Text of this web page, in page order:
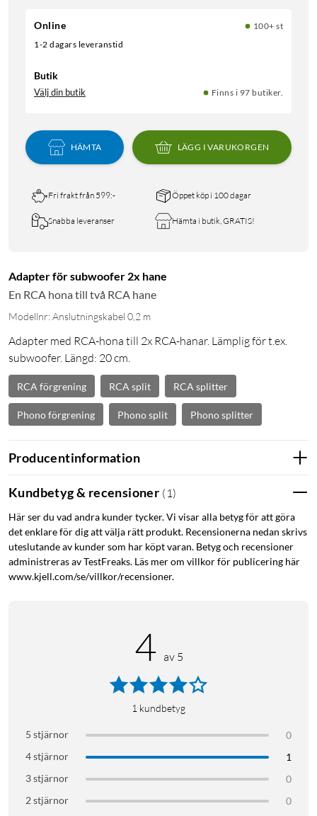
Online
100+ st
1-2 dagars leveranstid
Butik
Välj din butik Finns i 97 butiker.
HÄMTA LÄGG I VARUKORGEN
Fri frakt från 599:- Öppet köp i 100 dagar
Snabba leveranser Hämta i butik, GRATIS!
Adapter för subwoofer 2x hane
En RCA hona till två RCA hane
Modellnr: Anslutningskabel 0,2 m
Adapter med RCA-hona till 2x RCA-hanar. Lämplig för t.ex.
subwoofer. Längd: 20 cm.
RCA förgrening RCA split RCA splitter
Phono förgrening Phono split Phono splitter
Producentinformation
Kundbetyg & recensioner ( 1 )
Här ser du vad andra kunder tycker. Vi visar alla betyg för att göra
det enklare för dig att välja rätt produkt. Recensionerna nedan skrivs
uteslutande av kunder som har köpt varan. Betyg och recensioner
administreras av TestFreaks. Läs mer om villkor för publicering här
www.kjell.com/se/villkor/recensioner.
4 av 5
1 kundbetyg
5 stjärnor
0
4 stjärnor
1
3 stjärnor
0
2 stjärnor
0